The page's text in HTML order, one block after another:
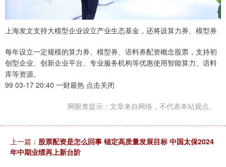
上海发文支持大模型企业设立产业生态基金，还将设算力券、模型券
每年设立一定规模的算力券、模型券、语料券配资概念股票，支持初
创型企业、创新企业平台、专业服务机构等优惠使用智能算力、语料
库等资源。
99 03-17 20:40 一财最热 点击关闭
网眼查提示：文章来自网络，不代表本站观点。
上一篇： 股票配资是怎么回事 锚定高质量发展目标 中国太保2024
年中期业绩再上新台阶